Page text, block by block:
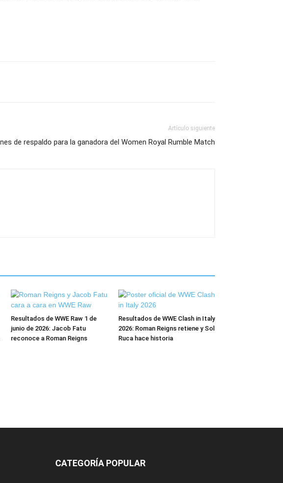
Artículo siguiente
de respaldo para la ganadora del Women Royal Rumble Match
Resultados de WWE Raw 1 de
junio de 2026: Jacob Fatu
reconoce a Roman Reigns
Resultados de WWE Clash in Italy
2026: Roman Reigns retiene y Sol
Ruca hace historia
CATEGORÍA POPULAR